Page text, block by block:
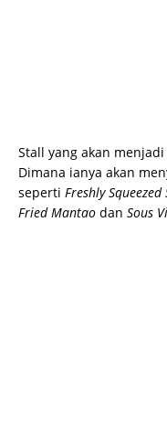
Stall yang akan
Dimana ianya akan
seperti Freshly
Fried Mantao dan Sous